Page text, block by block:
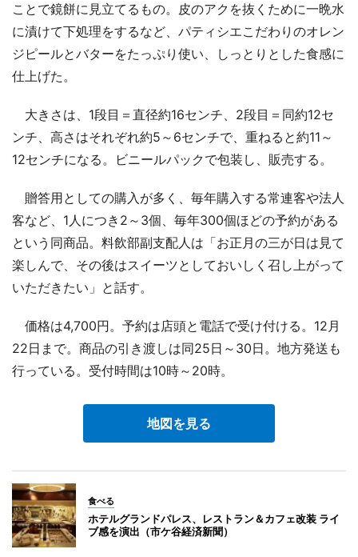
ことで鏡餅に見立てるもの。皮のアクを抜くために一晩水
に漬けて下処理をするなど、パティシエこだわりのオレン
ジピールとバターをたっぷり使い、しっとりとした食感に
仕上げた。
大きさは、1段目＝直径約16センチ、2段目＝同約12セ
ンチ、高さはそれぞれ約5～6センチで、重ねると約11～
12センチになる。ビニールパックで包装し、販売する。
贈答用としての購入が多く、毎年購入する常連客や法人
客など、1人につき2～3個、毎年300個ほどの予約がある
という同商品。料飲部副支配人は「お正月の三が日は見て
楽しんで、その後はスイーツとしておいしく召し上がって
いただきたい」と話す。
価格は4,700円。予約は店頭と電話で受け付ける。12月
22日まで。商品の引き渡しは同25日～30日。地方発送も
行っている。受付時間は10時～20時。
地図を見る
食べる
ホテルグランドパレス、レストラン＆カフェ改装 ライ
ブ感を演出（市ケ谷経済新聞）